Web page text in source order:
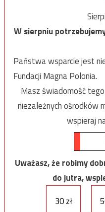
W sierpniu
Państwa wsparcie jest
Fundacji Magna Polonia.
Masz świadomość
niezależnych ośrodków
wspieraj
Uważasz, że robimy
do jutra,
30 zł